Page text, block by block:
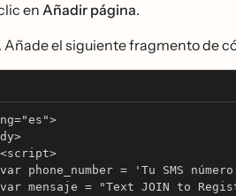
enAñadir página.
Añade el siguiente fragmento de
phone_number = 'Tu SMS número
mensaje = "Text JOIN to